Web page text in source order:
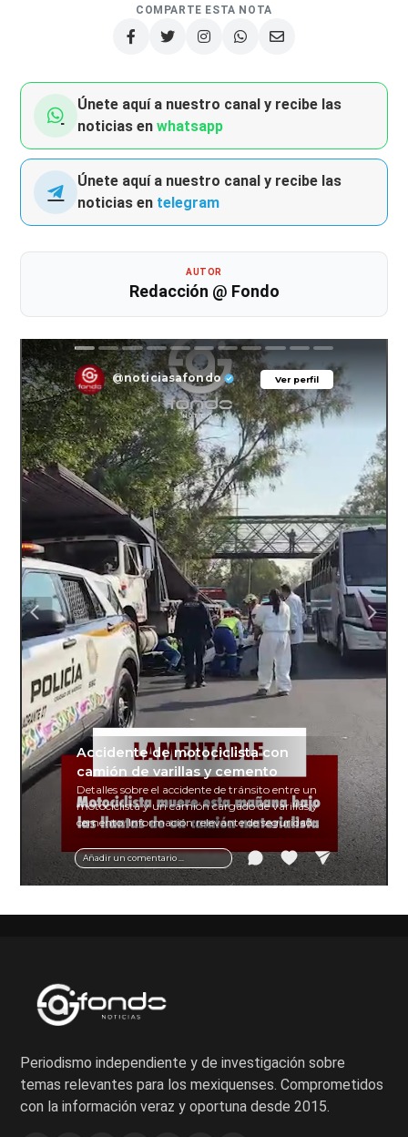
COMPARTE ESTA NOTA
Únete aquí a nuestro canal y recibe las
noticias enwhatsapp
Únete aquí a nuestro canal y recibe las
noticias en telegram
AUTOR
Redacción @ Fondo
Ver perfil
@noticiasafondo Ver perfil
Añadir un comentario ...
Accidente de motociclista con
camión de varillas y cemento
Detalles sobre el accidente de tránsito entre un
motociclista y un camión cargado de varillas y
cemento. Información relevante de seguridad
vial y recomendaciones para motociclistas.
Periodismo independiente y de investigación sobre
temas relevantes para los mexiquenses. Comprometidos
con la información veraz y oportuna desde 2015.